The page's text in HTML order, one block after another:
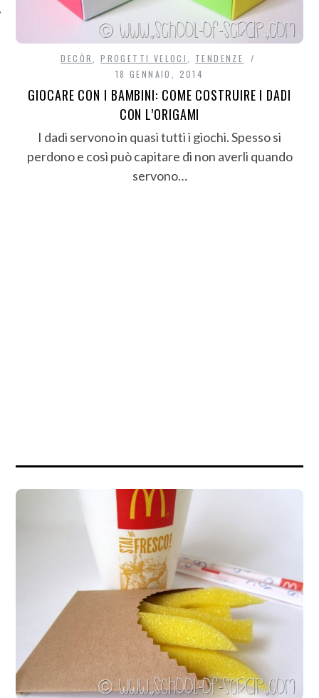
DECÒR ,PROGETTI VELOCI
TENDENZE
18 GENNAIO, 2014
GIOCARE CON I BAMBINI: COME COSTRUIRE I DADI
CON L’ORIGAMI
I dadi servono in quasi tutti i giochi. Spesso si
perdono e così può capitare di non averli quando
servono…